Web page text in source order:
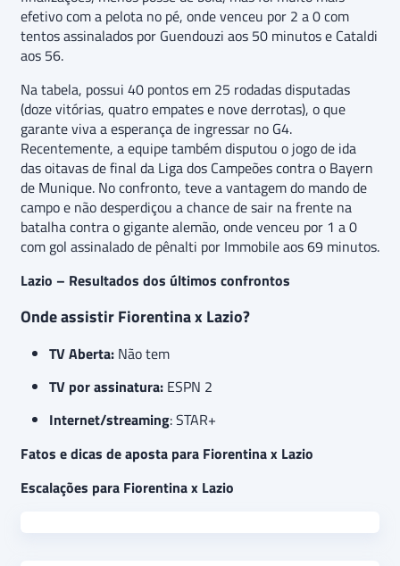
efetivo com a pelota no pé, onde venceu por 2 a 0 com
tentos assinalados por Guendouzi aos 50 minutos e Cataldi
aos 56.
Na tabela, possui 40 pontos em 25 rodadas disputadas
(doze vitórias, quatro empates e nove derrotas), o que
garante viva a esperança de ingressar no G4.
Recentemente, a equipe também disputou o jogo de ida
das oitavas de final da Liga dos Campeões contra o Bayern
de Munique. No confronto, teve a vantagem do mando de
campo e não desperdiçou a chance de sair na frente na
batalha contra o gigante alemão, onde venceu por 1 a 0
com gol assinalado de pênalti por Immobile aos 69 minutos.
Lazio – Resultados dos últimos confrontos
Onde assistir Fiorentina x Lazio?
TV Aberta: Não tem
TV por assinatura: ESPN 2
Internet/streaming: STAR+
Fatos e dicas de aposta para Fiorentina x Lazio
Escalações para Fiorentina x Lazio